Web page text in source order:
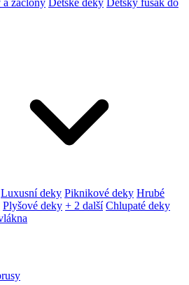
a záclony Dětské deky Dětský fusak do
Luxusní deky Piknikové deky Hrubé
Plyšové deky + 2 další Chlupaté deky